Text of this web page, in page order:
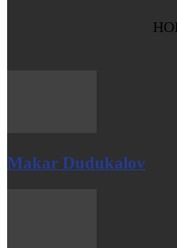
Makar Dudukalov